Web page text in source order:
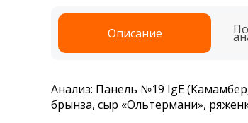
Подготовка к анализам
Получить результаты
Налоговый вычет
Где сдать
Описание
Анализ: Панель №19 IgE
брынза, сыр «Ольтермани»,